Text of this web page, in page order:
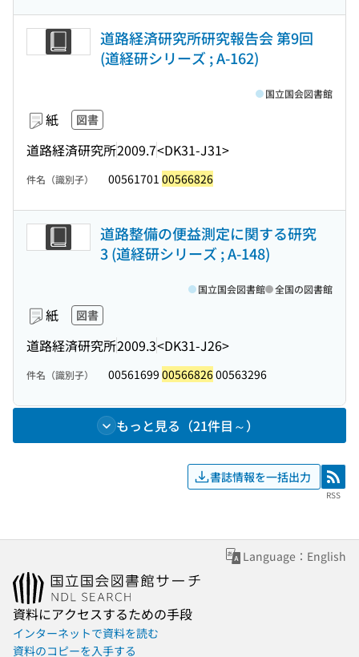
道路経済研究所研究報告会 第9回
(道経研シリーズ ; A-162)
紙 図書
道路経済研究所2009.7<DK31-J31>
国立国会図書館
件名（識別子） 00561701 00566826
道路整備の便益測定に関する研究
3 (道経研シリーズ ; A-148)
紙 図書
道路経済研究所2009.3<DK31-J26>
国立国会図書館 全国の図書館
件名（識別子） 00561699 0056682600563296
もっと見る（21件目～）
書誌情報を一括出力 RSS
RSS
Language：English
資料にアクセスするための手段
インターネットで資料を読む
資料のコピーを入手する